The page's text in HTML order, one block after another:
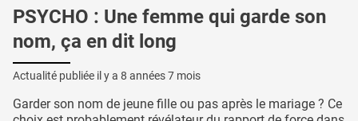
PSYCHO : Une femme qui garde son
nom, ça en dit long
Actualité publiée il y a 8 années 7 mois
Garder son nom de jeune fille ou pas après le mariage ? Ce